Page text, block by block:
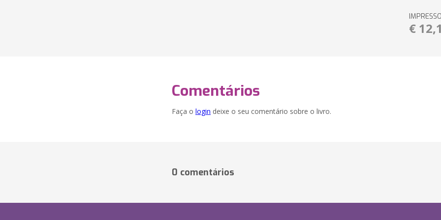
€
Comentários
Faça o login deixe o seu comentário sobre o livro.
0 comentários